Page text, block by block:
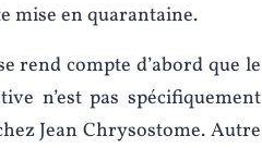
mise en quarantaine.
rend compte d’abord que le
n’est pas spécifiquement
Jean Chrysostome. Autre